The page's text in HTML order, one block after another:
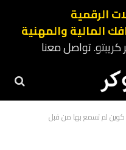
الرقمية
المالية والمهنية
تواصل معنا